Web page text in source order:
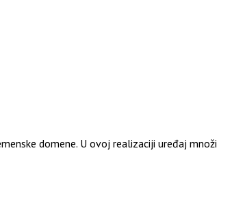
domene. U ovoj realizaciji uređaj množi